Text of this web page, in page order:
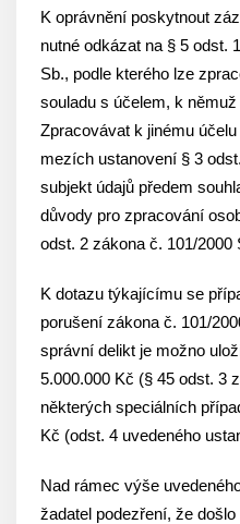
K oprávnění poskytnout
nutné odkázat na § 5 odst.
Sb., podle kterého lze
souladu s účelem, k
Zpracovávat k jinému
mezích ustanovení § 3
subjekt údajů předem
důvody pro zpracování
odst. 2 zákona č. 101/2000
K dotazu týkajícímu se
porušení zákona č. 101/
správní delikt je možno
5.000.000 Kč (§ 45 odst. 3
některých speciálních
Kč (odst. 4 uvedeného
Nad rámec výše
žadatel podezření, že